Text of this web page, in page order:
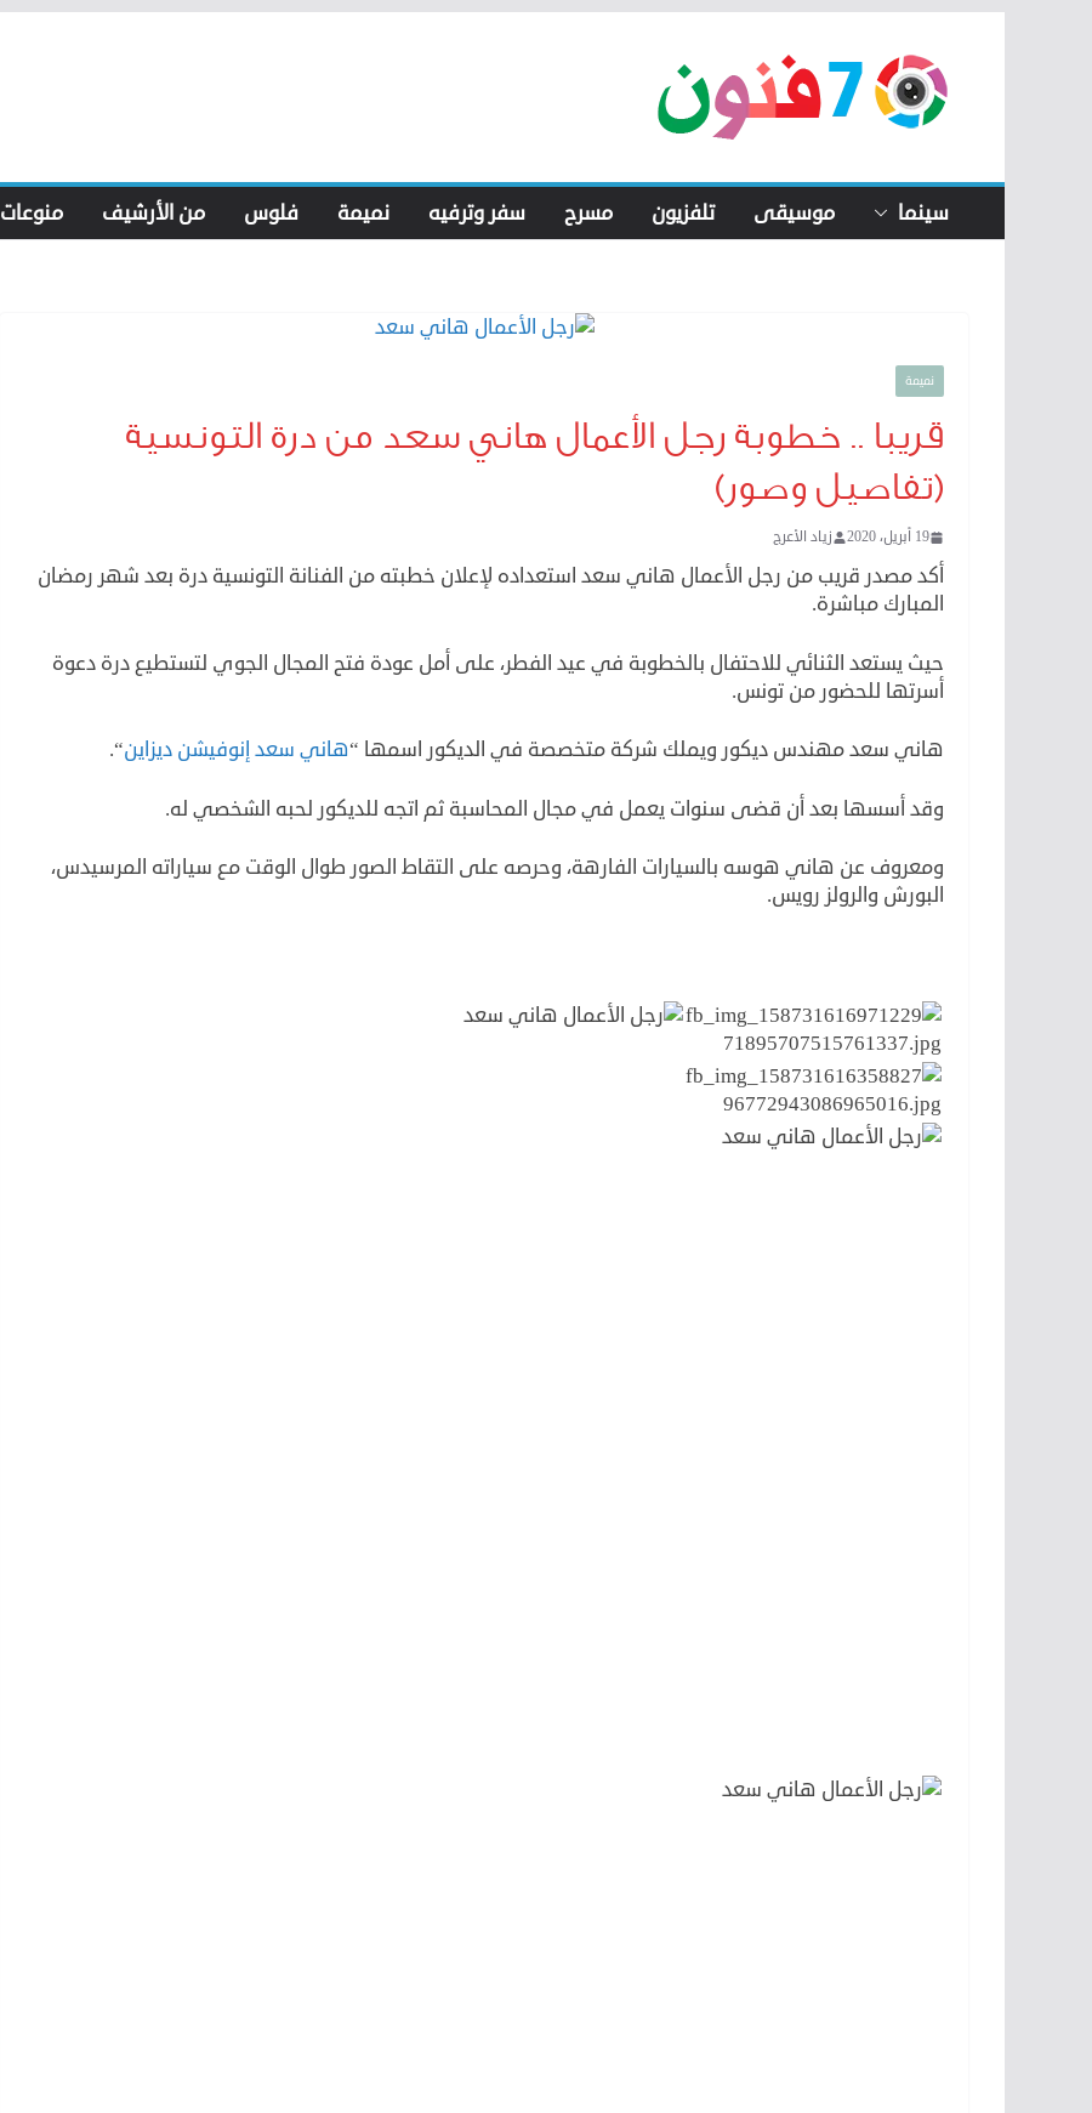
content
سينما موسيقى تلفزيون مسرح سفر وترفيه نميمة فلوس من الأرشيف منوعات
نميمة
قريبا .. خطوبة رجل الأعمال هاني سعد من درة التونسية
(تفاصيل وصور)
19 أبريل، 2020 زياد الأعرج
أكد مصدر قريب من رجل الأعمال هاني سعد استعداده لإعلان خطبته من الفنانة التونسية درة بعد شهر رمضان
المبارك مباشرة.
حيث يستعد الثنائي للاحتفال بالخطوبة في عيد الفطر، على أمل عودة فتح المجال الجوي لتستطيع درة دعوة
أسرتها للحضور من تونس.
هاني سعد مهندس ديكور ويملك شركة متخصصة في الديكور اسمها “هاني سعد إنوفيشن ديزاين“.
وقد أسسها بعد أن قضى سنوات يعمل في مجال المحاسبة ثم اتجه للديكور لحبه الشخصي له.
ومعروف عن هاني هوسه بالسيارات الفارهة، وحرصه على التقاط الصور طوال الوقت مع سياراته المرسيدس،
البورش والرولز رويس.